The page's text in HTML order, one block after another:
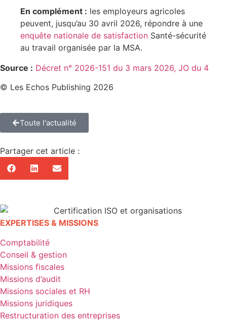
En complément : les employeurs agricoles
peuvent, jusqu’au 30 avril 2026, répondre à une
enquête nationale de satisfaction Santé-sécurité
au travail organisée par la MSA.
Source : Décret n° 2026-151 du 3 mars 2026, JO du 4
© Les Echos Publishing 2026
Toute l'actualité
Partager cet article :
EXPERTISES & MISSIONS
Comptabilité
Conseil & gestion
Missions fiscales
Missions d’audit
Missions sociales et RH
Missions juridiques
Restructuration des entreprises